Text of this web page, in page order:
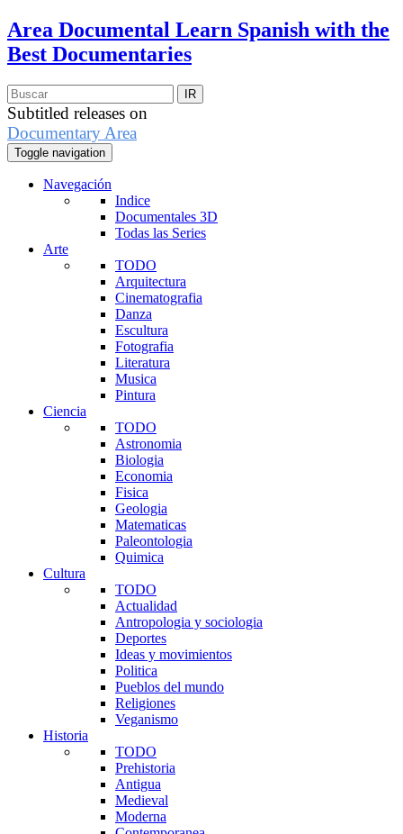
Area Documental Learn Spanish with the
Best Documentaries
Subtitled releases on
Documentary Area
Toggle navigation
Navegación
Indice
Documentales 3D
Todas las Series
Arte
TODO
Arquitectura
Cinematografia
Danza
Escultura
Fotografia
Literatura
Musica
Pintura
Ciencia
TODO
Astronomia
Biologia
Economia
Fisica
Geologia
Matematicas
Paleontologia
Quimica
Cultura
TODO
Actualidad
Antropologia y sociologia
Deportes
Ideas y movimientos
Politica
Pueblos del mundo
Religiones
Veganismo
Historia
TODO
Prehistoria
Antigua
Medieval
Moderna